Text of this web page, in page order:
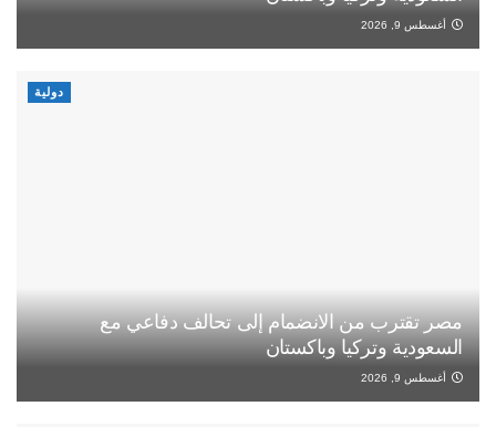
أغسطس 9, 2026
دولية
مصر تقترب من الانضمام إلى تحالف دفاعي مع
السعودية وتركيا وباكستان
أغسطس 9, 2026